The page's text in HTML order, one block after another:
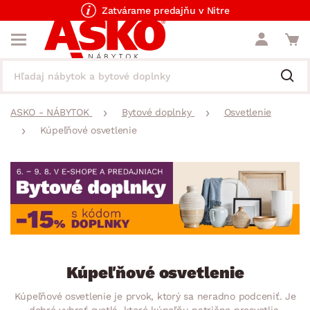
Zatvárame predajňu v Nitre
ASKO - NÁBYTOK Bytové doplnky
Osvetlenie
Kúpeľňové osvetlenie
Kúpeľňové osvetlenie
Kúpeľňové osvetlenie je prvok, ktorý sa neradno podceniť. Je